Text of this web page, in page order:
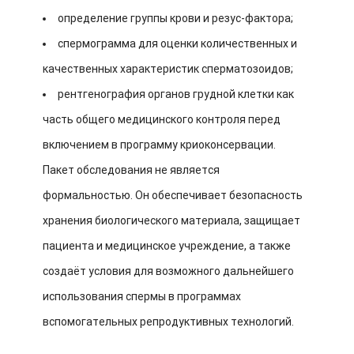
определение группы крови и резус-фактора;
спермограмма для оценки количественных и
качественных характеристик сперматозоидов;
рентгенография органов грудной клетки как
часть общего медицинского контроля перед
включением в программу криоконсервации.
Пакет обследования не является
формальностью. Он обеспечивает безопасность
хранения биологического материала, защищает
пациента и медицинское учреждение, а также
создаёт условия для возможного дальнейшего
использования спермы в программах
вспомогательных репродуктивных технологий.